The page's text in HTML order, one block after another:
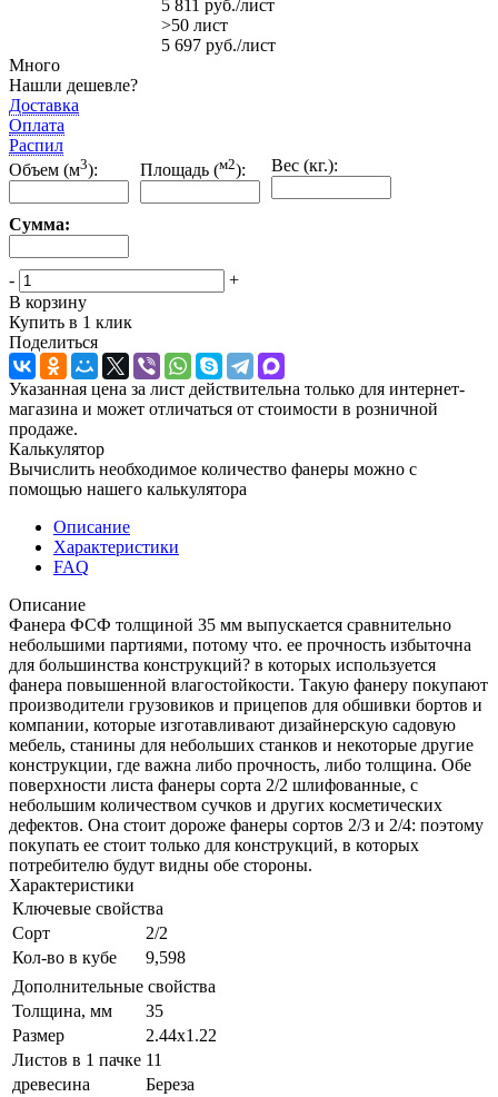
5 811 руб./лист
>50 лист
5 697 руб./лист
Много
Нашли дешевле?
Доставка
Оплата
Распил
Объем (м3): Площадь (м2): Вес (кг.):
Сумма:
-
+
В корзину
Купить в 1 клик
Поделиться
Указанная цена за лист действительна только для интернет-
магазина и может отличаться от стоимости в розничной
продаже.
Калькулятор
Вычислить необходимое количество фанеры можно с
помощью нашего калькулятора
Описание
Характеристики
FAQ
Описание
Фанера ФСФ толщиной 35 мм выпускается сравнительно
небольшими партиями, потому что. ее прочность избыточна
для большинства конструкций? в которых используется
фанера повышенной влагостойкости. Такую фанеру покупают
производители грузовиков и прицепов для обшивки бортов и
компании, которые изготавливают дизайнерскую садовую
мебель, станины для небольших станков и некоторые другие
конструкции, где важна либо прочность, либо толщина. Обе
поверхности листа фанеры сорта 2/2 шлифованные, с
небольшим количеством сучков и других косметических
дефектов. Она стоит дороже фанеры сортов 2/3 и 2/4: поэтому
покупать ее стоит только для конструкций, в которых
потребителю будут видны обе стороны.
Характеристики
Ключевые свойства
Сорт
2/2
Кол-во в кубе
9,598
Дополнительные свойства
Толщина, мм
35
Размер
2.44х1.22
Листов в 1 пачке 11
древесина
Береза